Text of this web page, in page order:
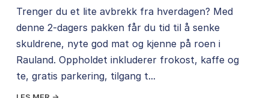
Trenger du et lite avbrekk fra hverdagen? Med
denne 2-dagers pakken får du tid til å senke
skuldrene, nyte god mat og kjenne på roen i
Rauland. Oppholdet inkluderer frokost, kaffe og
te, gratis parkering, tilgang t...